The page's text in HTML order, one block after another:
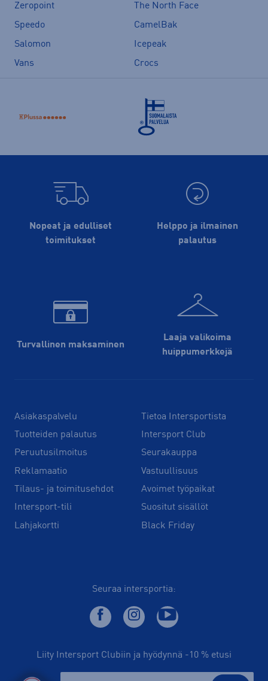
Zeropoint
The North Face
Speedo
CamelBak
Salomon
Icepeak
Vans
Crocs
Nopeat ja edulliset
toimitukset
Helppo ja ilmainen
palautus
Turvallinen maksaminen
Laaja valikoima
huippu­merkkejä
Asiakaspalvelu
Tuotteiden palautus
Peruutusilmoitus
Reklamaatio
Tilaus- ja toimitusehdot
Intersport-tili
Lahjakortti
Tietoa Intersportista
Intersport Club
Seurakauppa
Vastuullisuus
Avoimet työpaikat
Suositut sisällöt
Black Friday
Seuraa intersportia:
Liity Intersport Clubiin ja hyödynnä -10 % etusi